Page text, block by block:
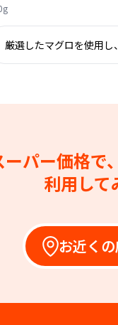
厳選したマグロを使用し
ーパー価格で
利用して
お近く